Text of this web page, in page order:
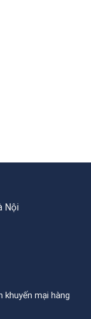
Nội
khuyến mại hàng